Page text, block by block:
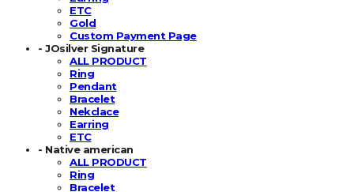
ETC
Gold
Custom Payment Page
- JOsilver Signature
ALL PRODUCT
Ring
Pendant
Bracelet
Nekclace
Earring
ETC
- Native american
ALL PRODUCT
Ring
Bracelet